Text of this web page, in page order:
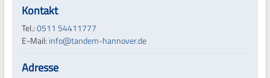
Kontakt
Tel.:0511 54411777
E-Mail: info@tandem-hannover.de
Adresse